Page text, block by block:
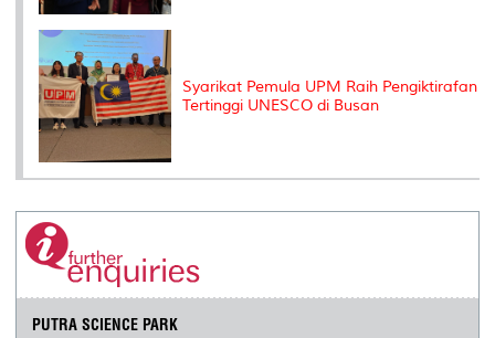
Syarikat Pemula UPM Raih Pengiktirafan
Tertinggi UNESCO di Busan
PUTRA SCIENCE PARK